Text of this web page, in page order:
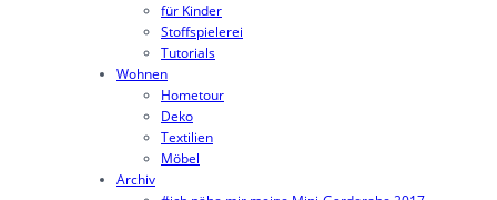
für Kinder
Stoffspielerei
Tutorials
Wohnen
Hometour
Deko
Textilien
Möbel
Archiv